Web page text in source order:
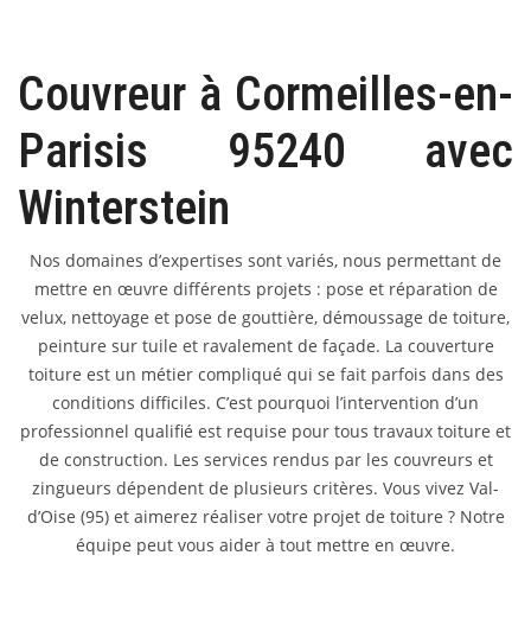
Couvreur à Cormeilles-en-
Parisis 95240 avec
Winterstein
Nos domaines d’expertises sont variés, nous permettant de
mettre en œuvre différents projets : pose et réparation de
velux, nettoyage et pose de gouttière, démoussage de toiture,
peinture sur tuile et ravalement de façade. La couverture
toiture est un métier compliqué qui se fait parfois dans des
conditions difficiles. C’est pourquoi l’intervention d’un
professionnel qualifié est requise pour tous travaux toiture et
de construction. Les services rendus par les couvreurs et
zingueurs dépendent de plusieurs critères. Vous vivez Val-
d’Oise (95) et aimerez réaliser votre projet de toiture ? Notre
équipe peut vous aider à tout mettre en œuvre.